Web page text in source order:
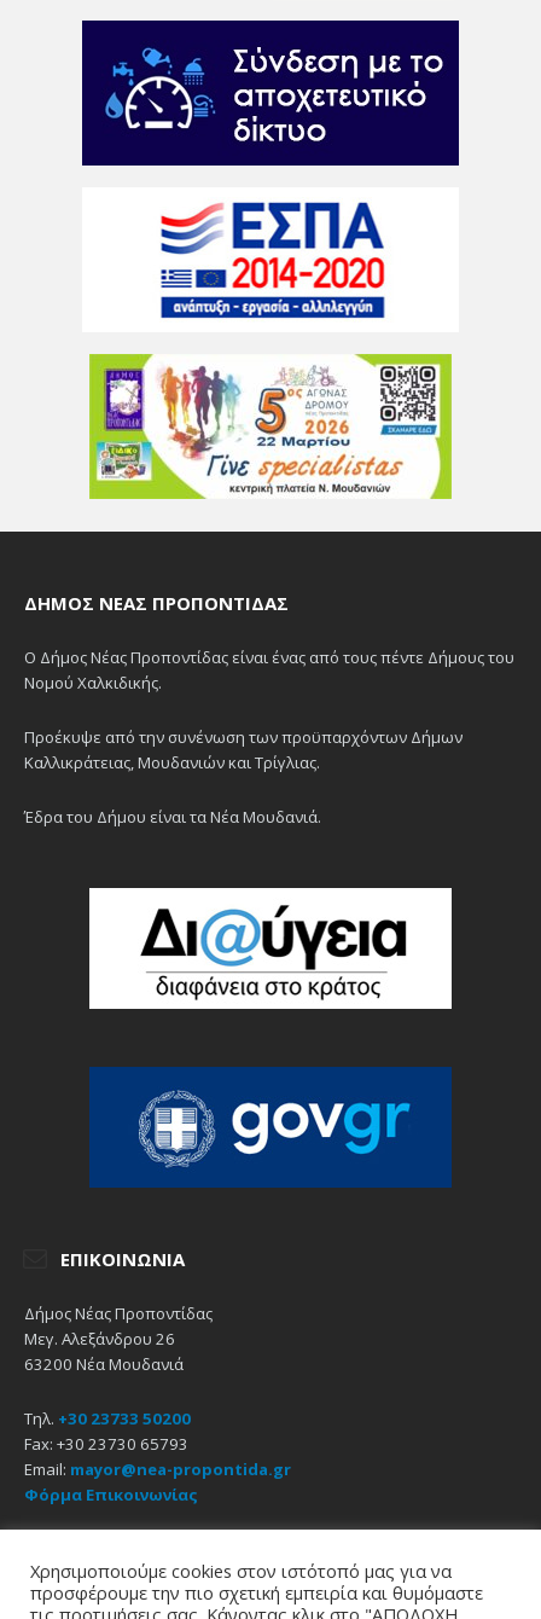
ΔΉΜΟΣ ΝΈΑΣ ΠΡΟΠΟΝΤΊΔΑΣ
Ο Δήμος Νέας Προποντίδας είναι ένας από τους πέντε Δήμους του
Νομού Χαλκιδικής.
Προέκυψε από την συνένωση των προϋπαρχόντων Δήμων
Καλλικράτειας, Μουδανιών και Τρίγλιας.
Έδρα του Δήμου είναι τα Νέα Μουδανιά.
ΕΠΙΚΟΙΝΩΝΊΑ
Δήμος Νέας Προποντίδας
Μεγ. Αλεξάνδρου 26
63200 Νέα Μουδανιά
Τηλ. +30 23733 50200
Fax: +30 23730 65793
Email: mayor@nea-propontida.gr
Φόρμα Επικοινωνίας
EmailFacebookYouTube
Χρησιμοποιούμε cookies στον ιστότοπό μας για να
προσφέρουμε την πιο σχετική εμπειρία και θυμόμαστε
τις προτιμήσεις σας. Κάνοντας κλικ στο "ΑΠΟΔΟΧΗ